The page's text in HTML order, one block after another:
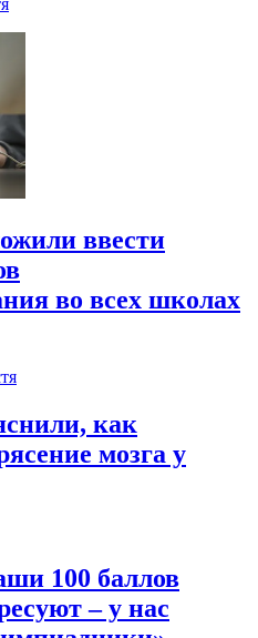
ввести
во всех школах
как
мозга у
100 баллов
– у нас